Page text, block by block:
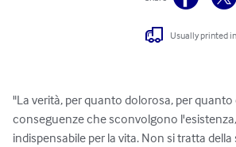
Usually printed
"La verità, per quanto dolorosa, per quanto
conseguenze che sconvolgono
indispensabile per la vita. Non si tratta